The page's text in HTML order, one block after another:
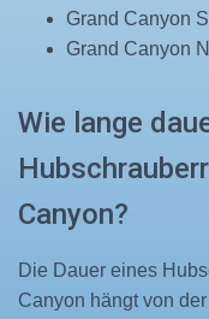
Grand Canyon
Grand Canyon
Wie lange
Canyon?
Die Dauer eines
Canyon hängt von